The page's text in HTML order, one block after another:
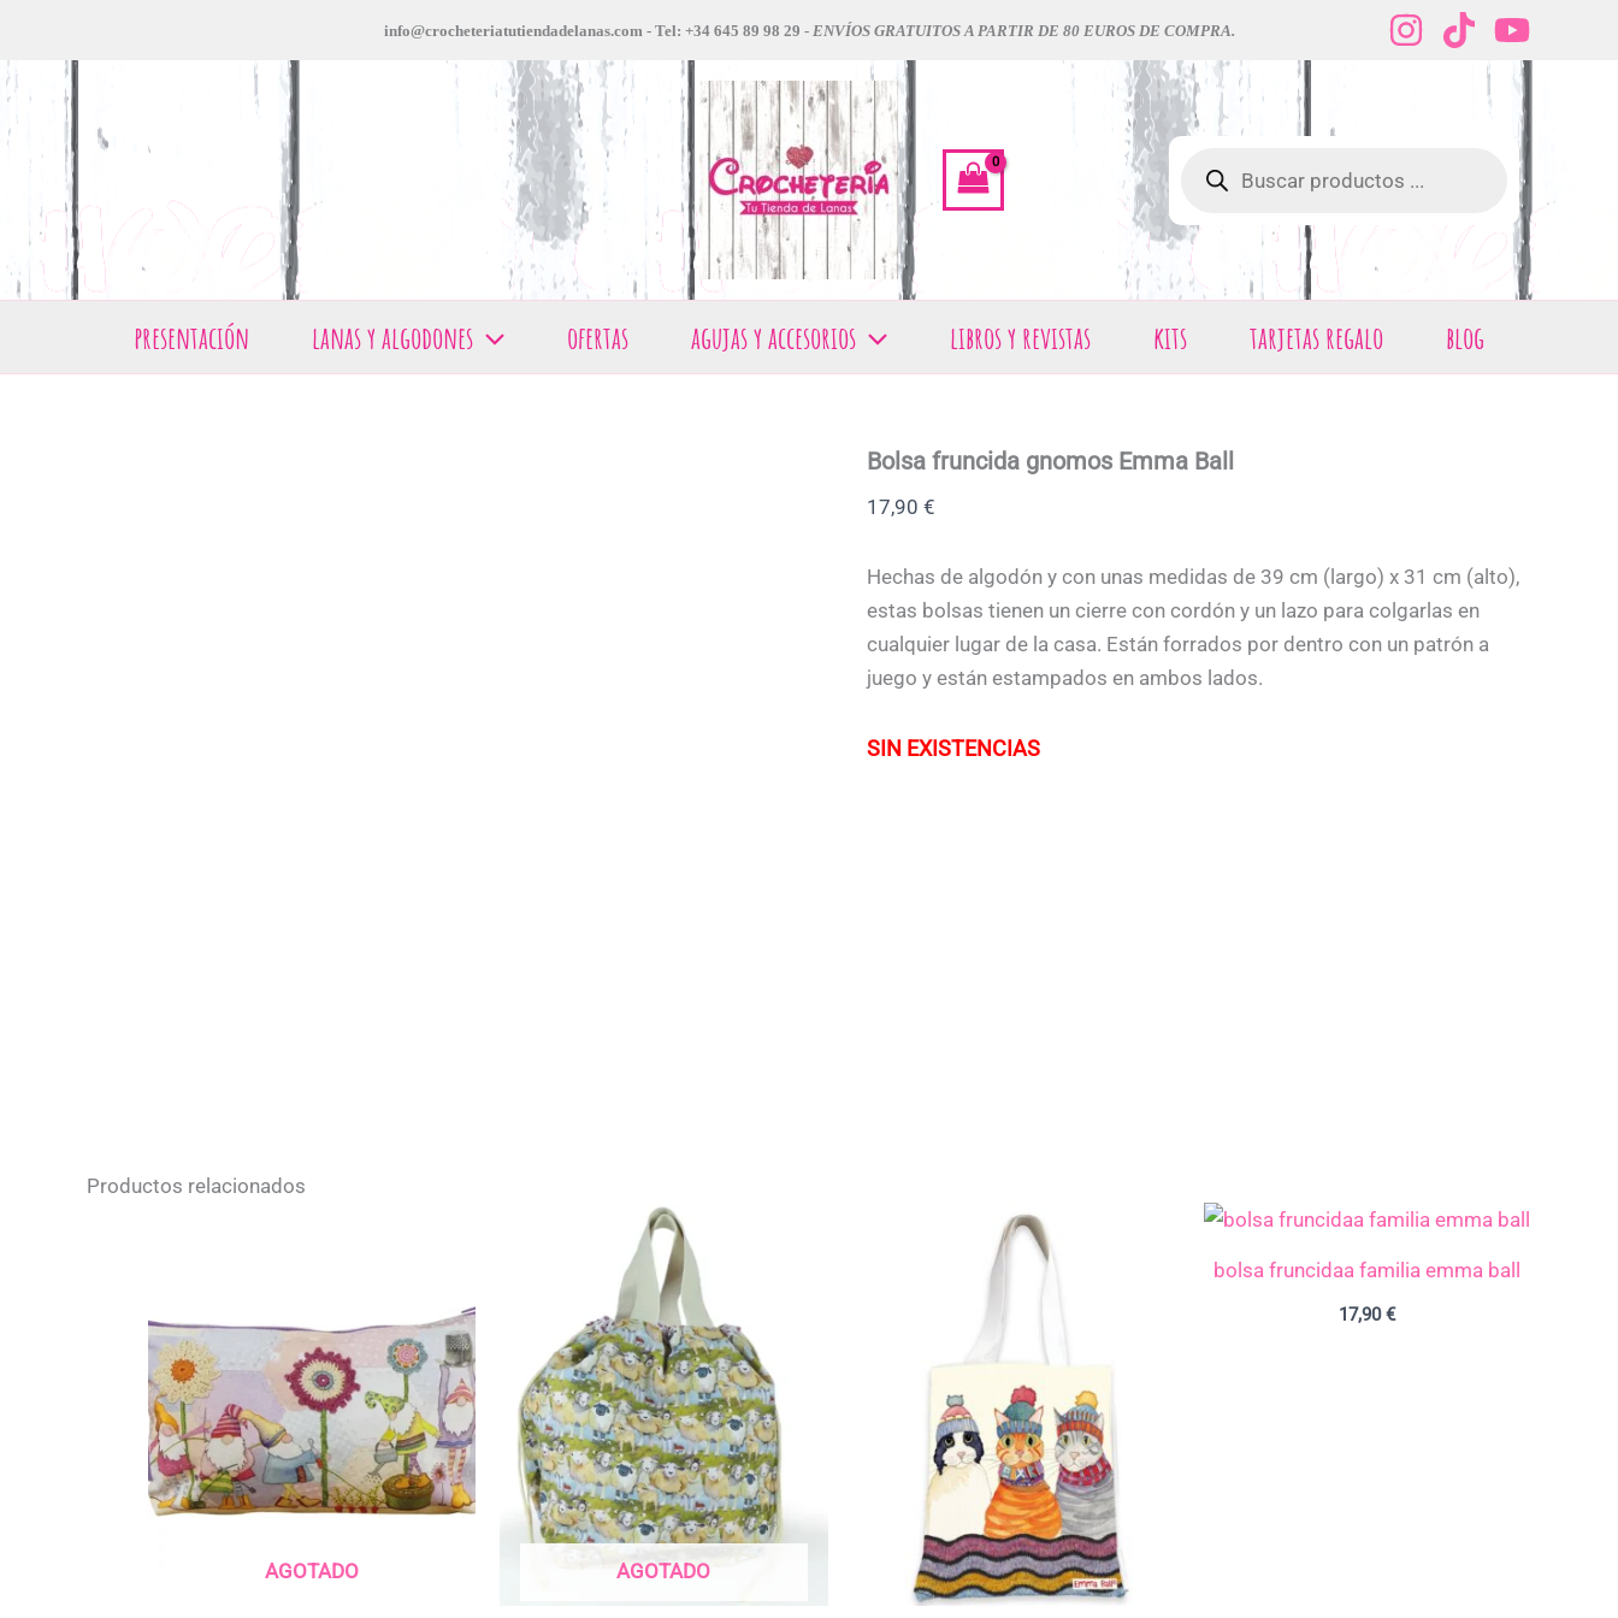
contenido
info@crocheteriatutiendadelanas.com - Tel: +34 645 89 98 29 -ENVÍOS GRATUITOS A PARTIR DE 80 EUROS DE COMPRA.
productos
presentación lanas y algodones ofertas agujas y accesorios libros y revistas kits tarjetas regalo blog
Bolsa fruncida gnomos Emma Ball
17,90 €
Hechas de algodón y con unas medidas de 39 cm (largo) x 31 cm (alto),
estas bolsas tienen un cierre con cordón y un lazo para colgarlas en
cualquier lugar de la casa. Están forrados por dentro con un patrón a
juego y están estampados en ambos lados.
SIN EXISTENCIAS
Productos relacionados
AGOTADO AGOTADO
bolsa fruncidaa familia emma ball
17,90€